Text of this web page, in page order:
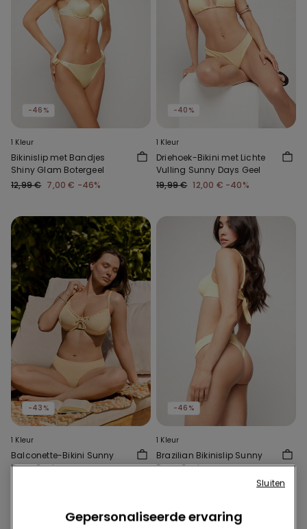
-46%
1 Kleur
Bikinislip met Bandjes
Shiny Glam Botergeel
12,99 € 7,00 € -46%
-40%
1 Kleur
Driehoek-Bikini met Lichte
Vulling Sunny Days Geel
19,99 € 12,00 € -40%
-43%
1 Kleur
Balconette-Bikini Sunny
Days Geel
-46%
1 Kleur
Brazilian Bikinislip Sunny
Days Geel
Gepersonaliseerde ervaring
Sluiten